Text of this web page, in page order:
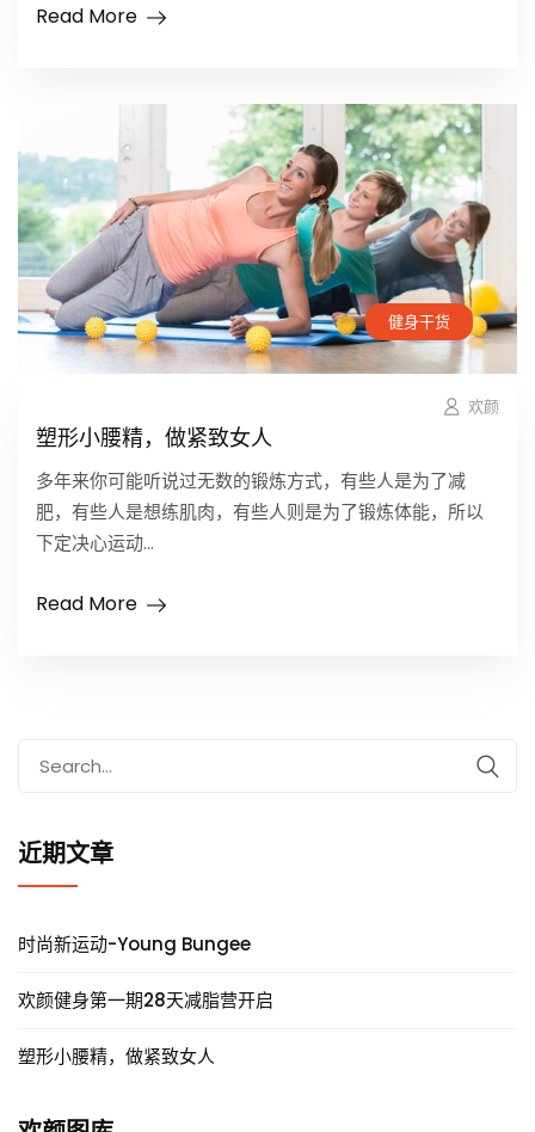
Read More
健身干货
欢颜
塑形小腰精，做紧致女人
多年来你可能听说过无数的锻炼方式，有些人是为了减
肥，有些人是想练肌肉，有些人则是为了锻炼体能，所以
下定决心运动...
Read More
近期文章
时尚新运动-Young Bungee
欢颜健身第一期28天减脂营开启
塑形小腰精，做紧致女人